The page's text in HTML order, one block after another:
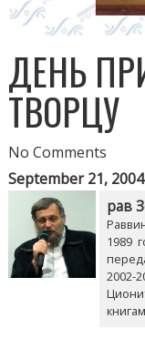
ДЕНЬ
ТВОРЦУ
No Comments
September 21, 2004
рав
1989
2002-